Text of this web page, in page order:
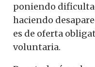
poniendo
haciendo
es de oferta
voluntaria.